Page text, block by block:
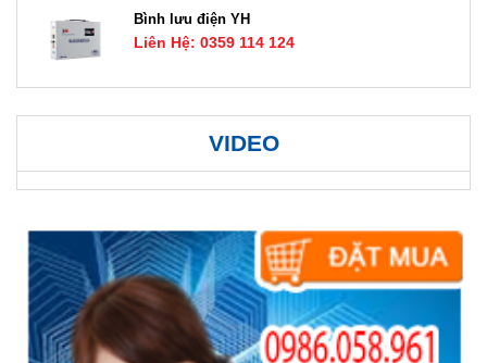
Bình lưu điện YH
Liên Hệ: 0359 114 124
VIDEO